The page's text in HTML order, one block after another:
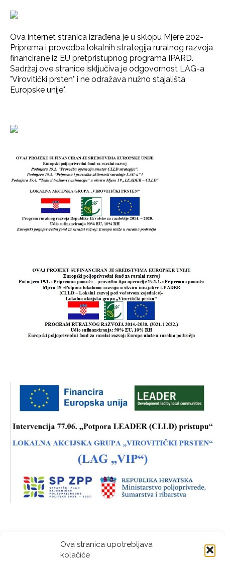
Ova stranica upotrebljava
kolačiće
Ova internet stranica izrađena je u sklopu Mjere 202-
Priprema i provedba lokalnih strategija ruralnog razvoja
financirane iz EU pretpristupnog programa IPARD.
Sadržaj ove stranice isključiva je odgovornost LAG-a
"Virovitički prsten" i ne odražava nužno stajališta
Europske unije".